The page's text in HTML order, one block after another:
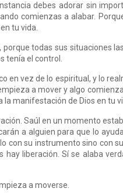
debes adorar sin
comienzas a alabar.
tu vida.
todas sus situaciones
tenía el control.
en vez de lo espiritual, y lo
a mover y algo
manifestación de Dios en tu
Saúl en un momento
a alguien para que lo
con su instrumento sino con
hay liberación. Sí se alaba
a moverse.